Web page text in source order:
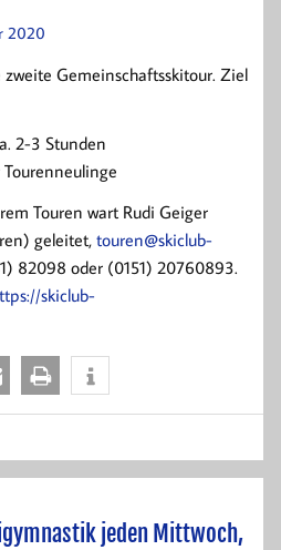
2020
Gemeinschaftsskitour. Ziel
2-3 Stunden
Touren wart Rudi Geiger
geleitet, touren@skiclub-
82098 oder (0151) 20760893.
skiclub-
jeden Mittwoch,